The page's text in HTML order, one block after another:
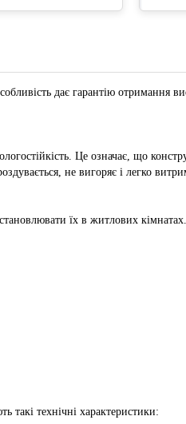
дає гарантію отримання
Це означає, що
не вигоряє і легко
їх в житлових кімнатах.
технічні характеристики: